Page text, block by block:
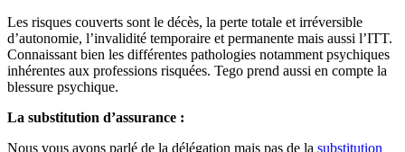
Les risques couverts sont le décès, la perte totale et irréversible
d’autonomie, l’invalidité temporaire et permanente mais aussi l’ITT.
Connaissant bien les différentes pathologies notamment psychiques
inhérentes aux professions risquées. Tego prend aussi en compte la
blessure psychique.
La substitution d’assurance :
Nous vous avons parlé de la délégation mais pas de la substitution